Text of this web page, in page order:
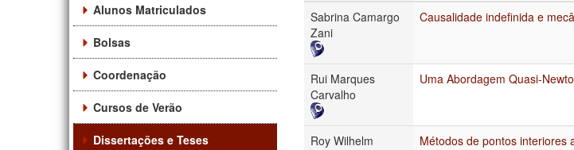
Alunos Matriculados
Bolsas
Coordenação
Cursos de Verão
Dissertações e Teses
Sabrina Camargo
Zani
Causalidade indefinida e
Rui Marques
Carvalho
Uma Abordagem Quasi-
Roy Wilhelm
Métodos de pontos interiores